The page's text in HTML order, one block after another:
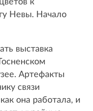
к
Невы. Начало
выставка
Артефакты
связи
она работала, и